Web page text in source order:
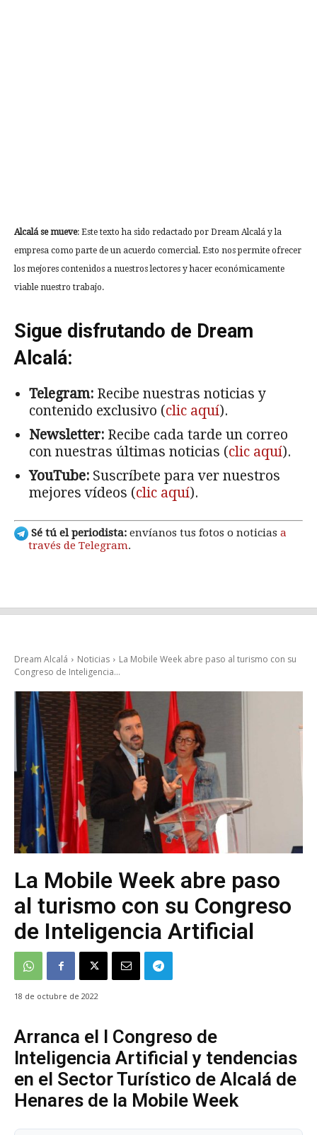
Alcalá se mueve: Este texto ha sido redactado por Dream Alcalá y la
empresa como parte de un acuerdo comercial. Esto nos permite ofrecer
los mejores contenidos a nuestros lectores y hacer económicamente
viable nuestro trabajo.
Sigue disfrutando de Dream
Alcalá:
Telegram: Recibe nuestras noticias y
contenido exclusivo (clic aquí).
Newsletter: Recibe cada tarde un correo
con nuestras últimas noticias (clic aquí).
YouTube: Suscríbete para ver nuestros
mejores vídeos (clic aquí).
Sé tú el periodista: envíanos tus fotos o noticias a
través de Telegram.